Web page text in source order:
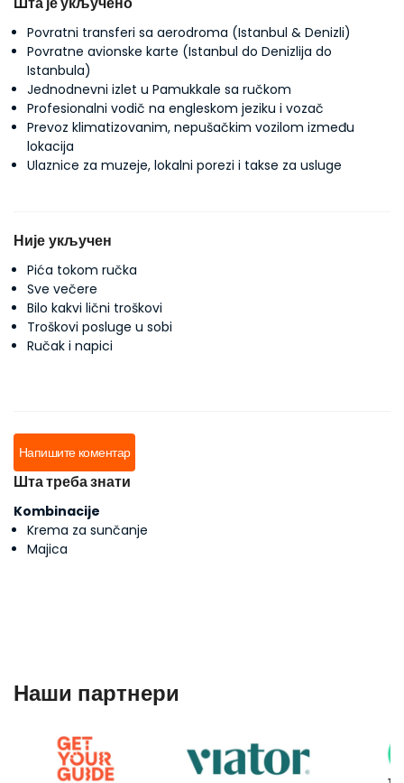
Povratni transferi sa aerodroma (Istanbul & Denizli)
Povratne avionske karte (Istanbul do Denizlija do
Istanbula)
Jednodnevni izlet u Pamukkale sa ručkom
Profesionalni vodič na engleskom jeziku i vozač
Prevoz klimatizovanim, nepušačkim vozilom između
lokacija
Ulaznice za muzeje, lokalni porezi i takse za usluge
Није укључен
Pića tokom ručka
Sve večere
Bilo kakvi lični troškovi
Troškovi posluge u sobi
Ručak i napici
Напишите коментар
Шта треба знати
Kombinacije
Krema za sunčanje
Majica
Наши партнери